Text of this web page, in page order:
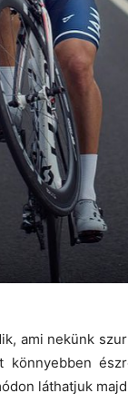
ami nekünk
láthatjuk